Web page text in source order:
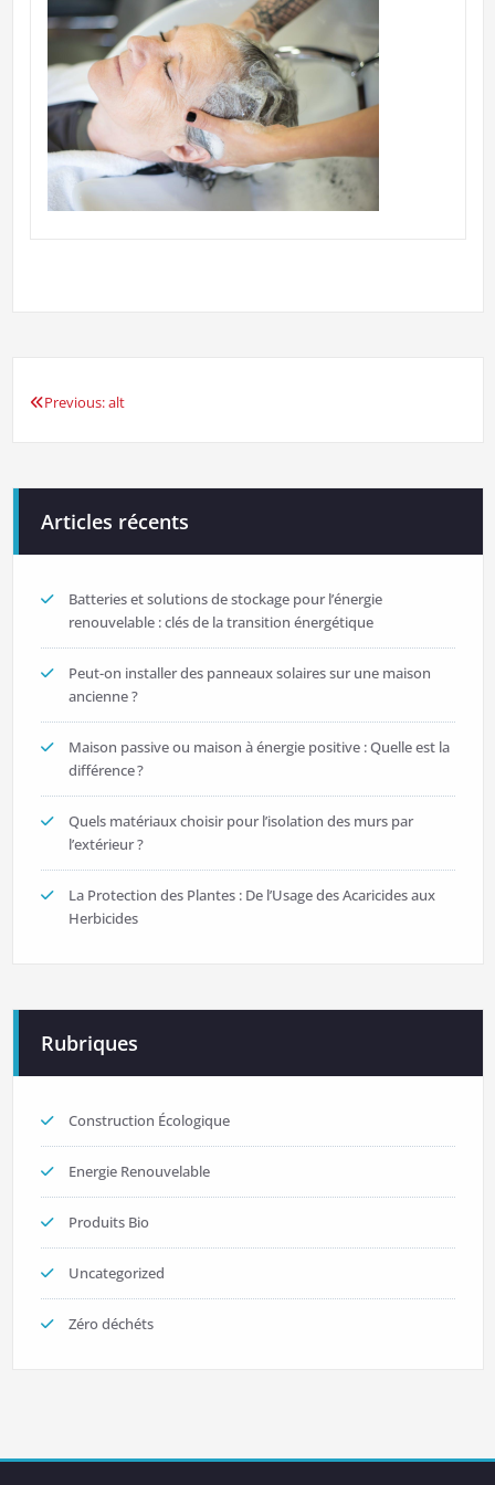
Navigation
l’article
Previous:alt
Articles récents
Batteries et solutions de stockage pour l’énergie
renouvelable : clés de la transition énergétique
Peut-on installer des panneaux solaires sur une maison
ancienne ?
Maison passive ou maison à énergie positive : Quelle est la
différence ?
Quels matériaux choisir pour l’isolation des murs par
l’extérieur ?
La Protection des Plantes : De l’Usage des Acaricides aux
Herbicides
Rubriques
Construction Écologique
Energie Renouvelable
Produits Bio
Uncategorized
Zéro déchéts